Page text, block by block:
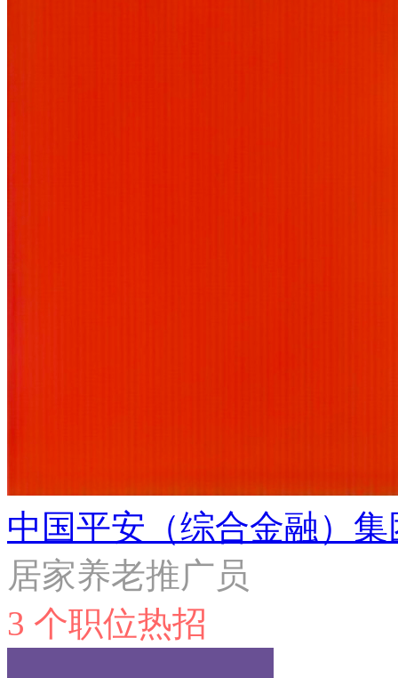
中国平安（综合金融）集
居家养老推广员
3 个职位热招